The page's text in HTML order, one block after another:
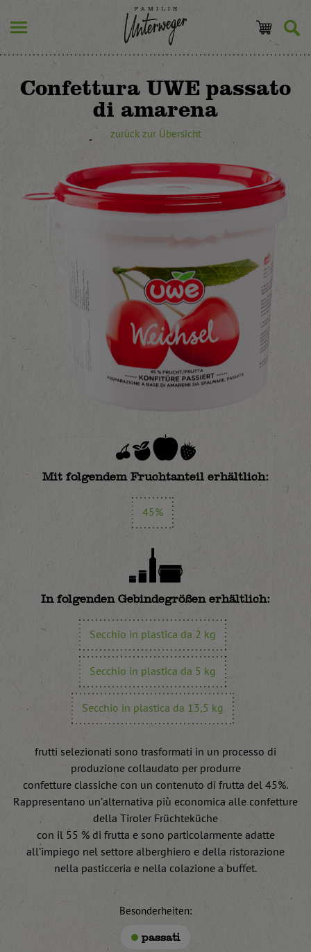
Confettura UWE passato
di amarena
zurück zur Übersicht
Mit folgendem Fruchtanteil erhältlich:
45%
In folgenden Gebindegrößen erhältlich:
Secchio in plastica da 2 kg
Secchio in plastica da 5 kg
Secchio in plastica da 13,5 kg
frutti selezionati sono trasformati in un processo di
produzione collaudato per produrre
confetture classiche con un contenuto di frutta del 45%.
Rappresentano un’alternativa più economica alle confetture
della Tiroler Früchteküche
con il 55 % di frutta e sono particolarmente adatte
all’impiego nel settore alberghiero e della ristorazione
nella pasticceria e nella colazione a buffet.
Besonderheiten:
passati